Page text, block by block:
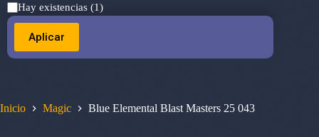
Inicio Magic Blue Elemental Blast Masters 25 043
Estado
Hay existencias (1)
Aplicar